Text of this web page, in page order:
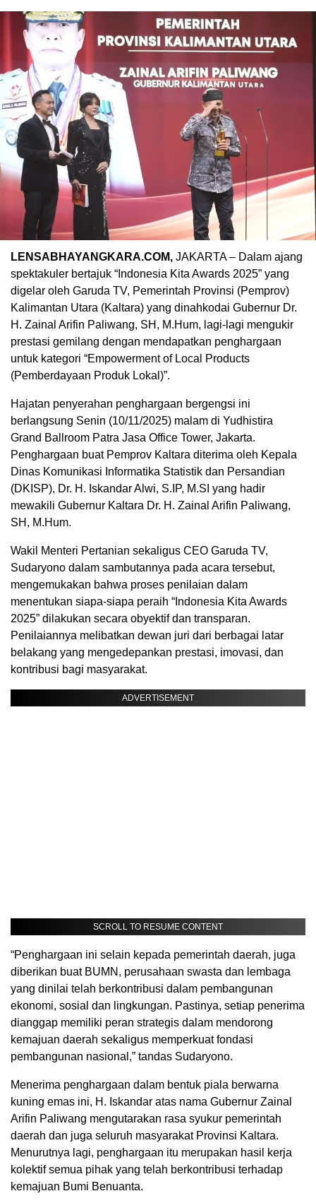
LENSABHAYANGKARA.COM, JAKARTA – Dalam ajang
spektakuler bertajuk “Indonesia Kita Awards 2025” yang
digelar oleh Garuda TV, Pemerintah Provinsi (Pemprov)
Kalimantan Utara (Kaltara) yang dinahkodai Gubernur Dr.
H. Zainal Arifin Paliwang, SH, M.Hum, lagi-lagi mengukir
prestasi gemilang dengan mendapatkan penghargaan
untuk kategori “Empowerment of Local Products
(Pemberdayaan Produk Lokal)”.
Hajatan penyerahan penghargaan bergengsi ini
berlangsung Senin (10/11/2025) malam di Yudhistira
Grand Ballroom Patra Jasa Office Tower, Jakarta.
Penghargaan buat Pemprov Kaltara diterima oleh Kepala
Dinas Komunikasi Informatika Statistik dan Persandian
(DKISP), Dr. H. Iskandar Alwi, S.IP, M.SI yang hadir
mewakili Gubernur Kaltara Dr. H. Zainal Arifin Paliwang,
SH, M.Hum.
Wakil Menteri Pertanian sekaligus CEO Garuda TV,
Sudaryono dalam sambutannya pada acara tersebut,
mengemukakan bahwa proses penilaian dalam
menentukan siapa-siapa peraih “Indonesia Kita Awards
2025” dilakukan secara obyektif dan transparan.
Penilaiannya melibatkan dewan juri dari berbagai latar
belakang yang mengedepankan prestasi, imovasi, dan
kontribusi bagi masyarakat.
ADVERTISEMENT
SCROLL TO RESUME CONTENT
“Penghargaan ini selain kepada pemerintah daerah, juga
diberikan buat BUMN, perusahaan swasta dan lembaga
yang dinilai telah berkontribusi dalam pembangunan
ekonomi, sosial dan lingkungan. Pastinya, setiap penerima
dianggap memiliki peran strategis dalam mendorong
kemajuan daerah sekaligus memperkuat fondasi
pembangunan nasional,” tandas Sudaryono.
Menerima penghargaan dalam bentuk piala berwarna
kuning emas ini, H. Iskandar atas nama Gubernur Zainal
Arifin Paliwang mengutarakan rasa syukur pemerintah
daerah dan juga seluruh masyarakat Provinsi Kaltara.
Menurutnya lagi, penghargaan itu merupakan hasil kerja
kolektif semua pihak yang telah berkontribusi terhadap
kemajuan Bumi Benuanta.